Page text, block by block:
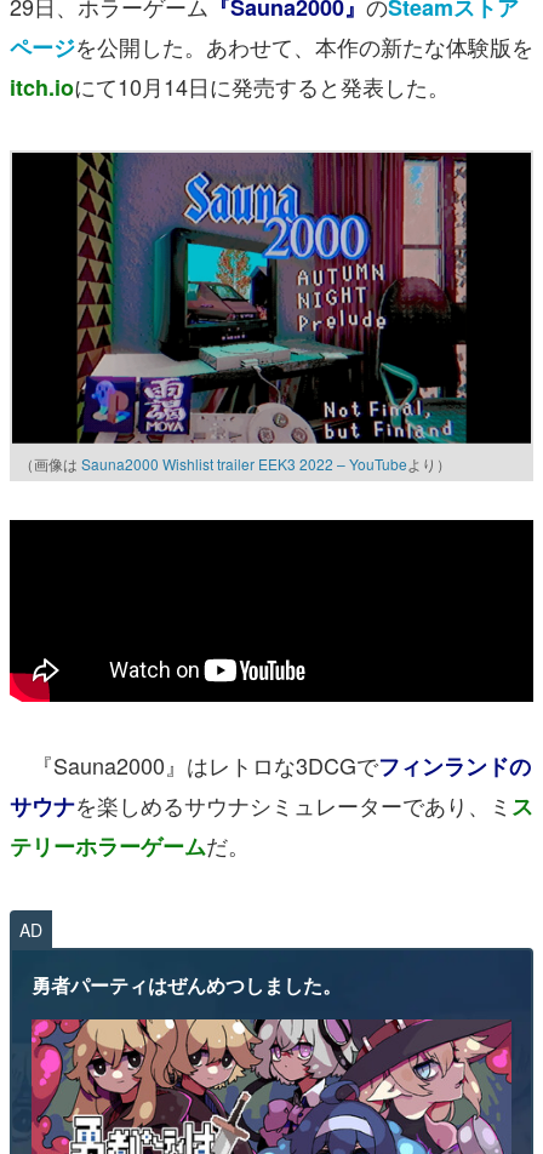
『Sauna2000』
Steamストア
ページを公開した。あわせて、本作の新たな体験版を
itch.ioにて10月14日に発売すると発表した。
（画像は Sauna2000 Wishlist trailer EEK3 2022 – YouTubeより）
『Sauna2000』はレトロな3DCGでフィンランドの
サウナを楽しめるサウナシミュレーターであり、ミ ス
テリーホラーゲームだ。
AD
勇者パーティはぜんめつしました。